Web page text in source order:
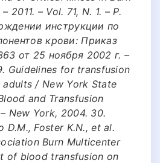
2011. – Vol. 71, N. 1. – P.
инструкции по
крови: Приказ
от 25 ноября 2002 г. –
Guidelines for transfusion
/ New York State
and Transfusion
New York, 2004. 30.
D.M., Foster K.N., et al.
Burn Multicenter
of blood transfusion on